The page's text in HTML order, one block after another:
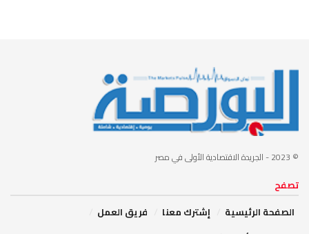
© 2023 - الجريدة الاقتصادية الأولى في مصر
تصفح
الصفحة الرئيسية
إشترك معنا
فريق العمل